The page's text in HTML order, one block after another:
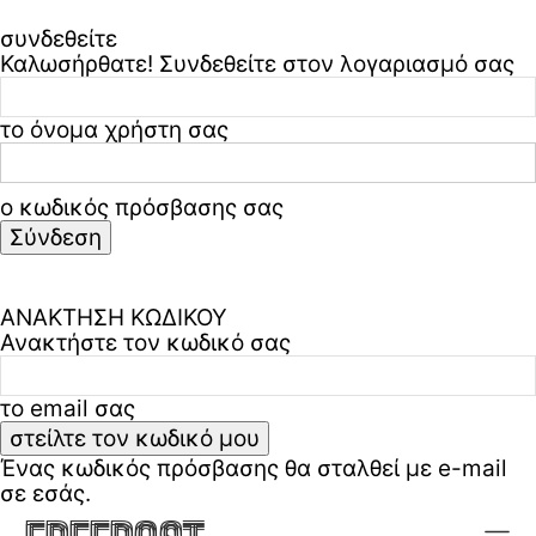
συνδεθείτε
Καλωσήρθατε! Συνδεθείτε στον λογαριασμό σας
το όνομα χρήστη σας
ο κωδικός πρόσβασης σας
ΑΝΑΚΤΗΣΗ ΚΩΔΙΚΟΥ
Ανακτήστε τον κωδικό σας
το email σας
Ένας κωδικός πρόσβασης θα σταλθεί με e-mail
σε εσάς.